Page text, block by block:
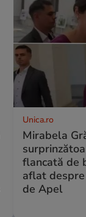
Unica.ro
Mirabela
flancată de
aflat
de Apel